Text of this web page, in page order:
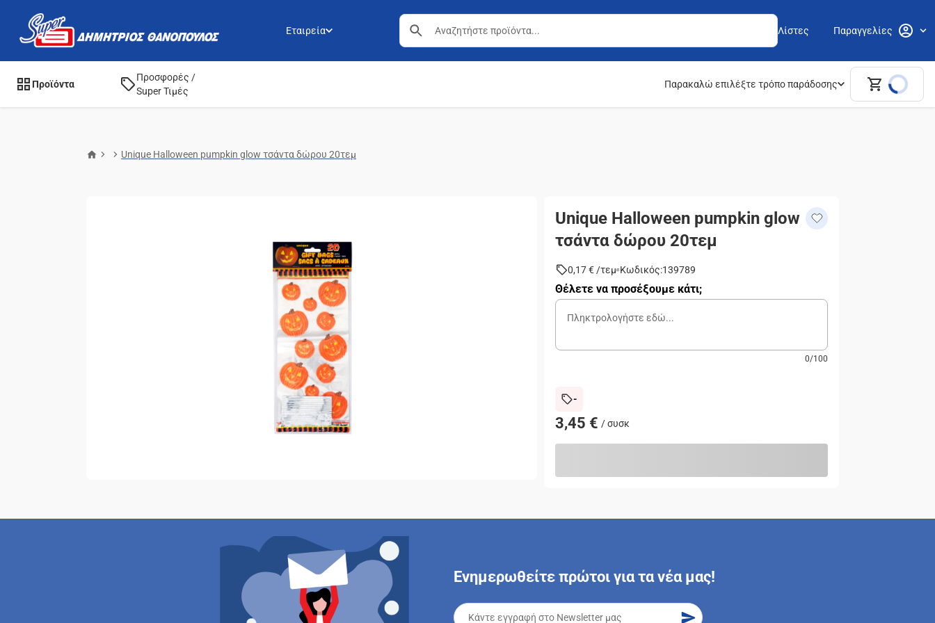
Εταιρεία Λίστες Παραγγελίες
Προϊόντα
Προσφορές /
Super Τιμές
Παρακαλώ επιλέξτε τρόπο παράδοσης
Unique Halloween pumpkin glow τσάντα δώρου 20τεμ
Unique Halloween pumpkin glow
τσάντα δώρου 20τεμ
0,17 €/τεμ Κωδικός:139789
Θέλετε να προσέξουμε κάτι;
0/100
-
3,45 € /συσκ
Ενημερωθείτε πρώτοι για τα νέα μας!